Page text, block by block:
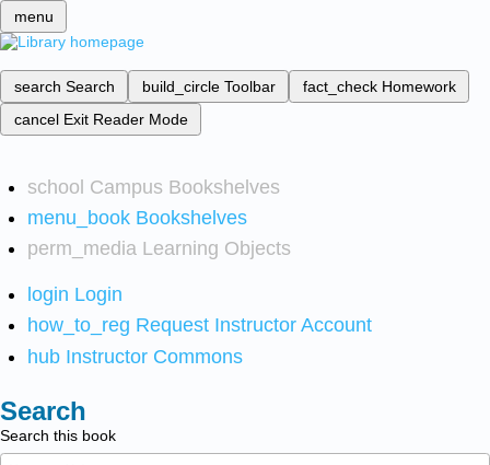
menu
search Search build_circle Toolbar fact_check Homework
cancel Exit Reader Mode
school Campus Bookshelves
menu_book Bookshelves
perm_media Learning Objects
login Login
how_to_reg Request Instructor Account
hub Instructor Commons
Search
Search this book